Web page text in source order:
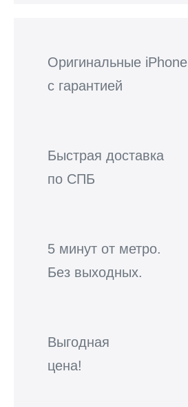
Оригинальные iPhone
с гарантией
Быстрая доставка
по СПБ
5 минут от метро.
Без выходных.
Выгодная
цена!